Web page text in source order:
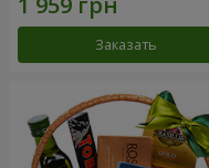
Заказать